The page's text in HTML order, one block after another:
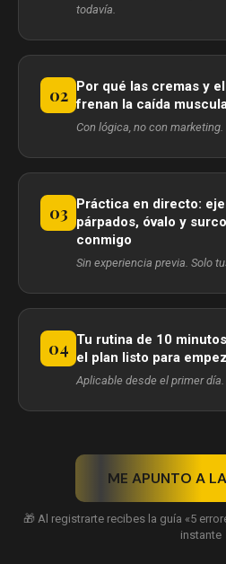
todavía.
02 Por qué las cremas y
frenan la caída
Con lógica, no con marketing.
03
Práctica en directo:
párpados, óvalo y
conmigo
Sin experiencia previa. Solo
04 Tu rutina de 10
el plan listo para
Aplicable desde el primer día.
ME APUNTO A
🎁 Al registrarte recibes la guía «5
instante